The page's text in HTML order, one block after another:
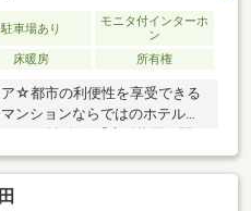
駐車場あり
モニタ付インターホ
ン
床暖房 所有権
☆都市の利便性を享受できる
ンションならではのホテルラ
や多数の商業施設も日常の生
向き！採光・眺望良好♪全居
で開放的な空間です！ペット飼